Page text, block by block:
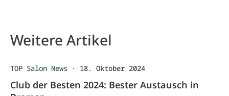
Weitere Artikel
TOP Salon News · 18. Oktober 2024
Club der Besten 2024: Bester Austausch in